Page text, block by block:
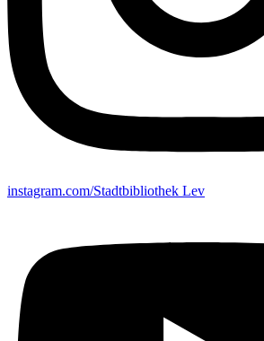
instagram.com/Stadtbibliothek Lev